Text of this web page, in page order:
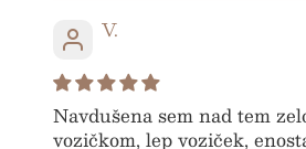
INOVATIVEN
VAREN,
V.
Navdušena sem nad tem
vozičkom, lep voziček,